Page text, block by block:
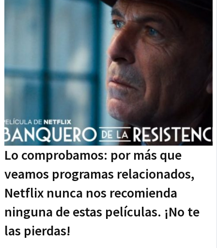
Lo comprobamos: por más que
veamos programas relacionados,
Netflix nunca nos recomienda
ninguna de estas películas. ¡No te
las pierdas!